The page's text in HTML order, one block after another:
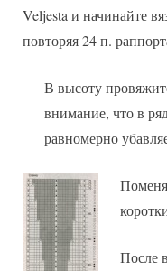
Veljesta и начинайте
повторяя 24 п.
В высоту
внимание, что в
равномерно
После